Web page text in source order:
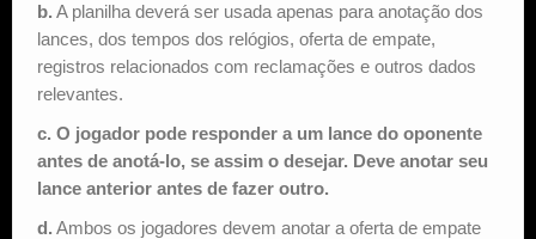
b. A planilha deverá ser usada apenas para anotação dos
lances, dos tempos dos relógios, oferta de empate,
registros relacionados com reclamações e outros dados
relevantes.
c. O jogador pode responder a um lance do oponente
antes de anotá-lo, se assim o desejar. Deve anotar seu
lance anterior antes de fazer outro.
d. Ambos os jogadores devem anotar a oferta de empate